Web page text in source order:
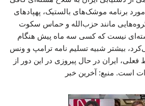
برنامه موشک‌های بالستیک، پهپادهای
مانند حزب‌الله و حماس سکوت
نیست که کسی سه ماه پیش هنگام
بیشتر شبیه تسلیم نامه ترامپ و ونس
ایران در حال پیروزی در این دور از
است. منبع: آخرین خبر